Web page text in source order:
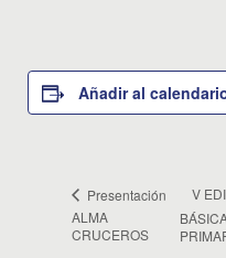
Añadir al
Presentación
ALMA
CRUCEROS
V